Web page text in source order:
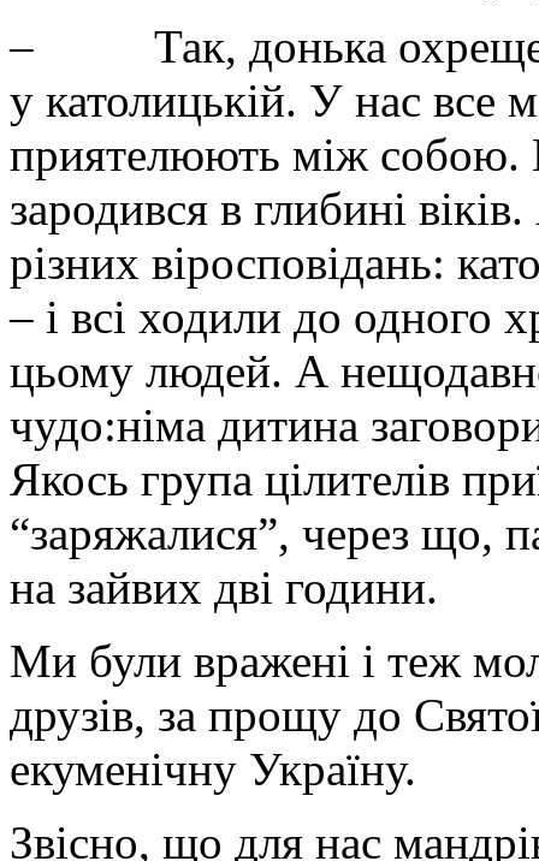
– Так, донька охрещена
у католицькій. У нас все
приятелюють між собою.
зародився в глибині
різних віросповідань:
– і всі ходили до одного
цьому людей. А
чудо:німа дитина
Якось група цілителів
“заряжалися”, через що,
на зайвих дві години.
Ми були вражені і теж
друзів, за прощу до
екуменічну Україну.
Звісно, що для нас